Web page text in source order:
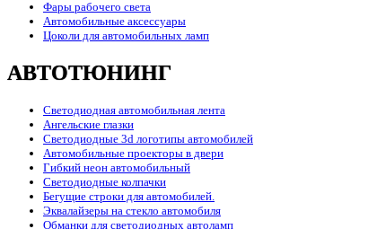
Фары рабочего света
Автомобильные аксессуары
Цоколи для автомобильных ламп
АВТОТЮНИНГ
Светодиодная автомобильная лента
Ангельские глазки
Светодиодные 3d логотипы автомобилей
Автомобильные проекторы в двери
Гибкий неон автомобильный
Светодиодные колпачки
Бегущие строки для автомобилей.
Эквалайзеры на стекло автомобиля
Обманки для светодиодных автоламп